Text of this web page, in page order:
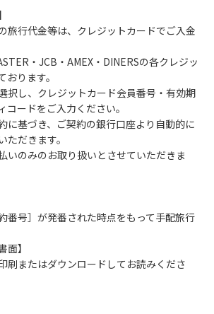
願いします。
地面での直火による焚き火、キャンプフ
式花火、テントサウナの設置
を流れる歴舟川は、上流で雨が降ると短
で遊んでいると大変危険な状態になりや
により人が流される事故が数件起きてい
やタープを張らない。
きは川原で遊ばない。
公園キャンプ場で雨が降らなくても、上
水することがあるので、水の濁りに注意
には直ちに川原での遊びを中止する。
管理者や地元住民から川についての注意
旅行代金等は、クレジットカードでご入金
・JCB・AMEX・DINERSの各クレジッ
おります。
択し、クレジットカード会員番号・有効期
コードをご入力ください。
に基づき、ご契約の銀行口座より自動的に
ただきます。
いのみのお取り扱いとさせていただきま
番号］が発番された時点をもって手配旅行
面】
刷またはダウンロードしてお読みくださ